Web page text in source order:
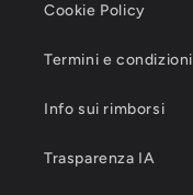
Cookie Policy
Termini e condizioni
Info sui rimborsi
Trasparenza IA